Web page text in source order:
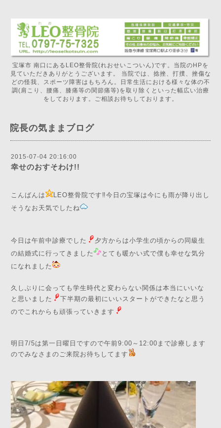
宝塚市 南口にあるLEO整骨院(れおせいこついん)です。当院のHPを
見ていただきありがとうございます。 当院では、捻挫、打撲、挫傷な
どの怪我、スポーツ障害はもちろん。日常生活における様々な体の不
調(肩こり、腰痛、膝痛等の関節痛等)を取り除くといった幅広い治療
をしております。ご相談お待ちしております。
院長の気ままブログ
2015-07-04 20:16:00
幸せのおすそわけ!!
こんばんは
LEO整骨院です‼︎今日の宝塚は今にも雨が降り出し
そうなお天気でしたね
今日は午前中診療でした
夕方からは小学生の頃からの同級生
の結婚式に行ってきました
とても暖かい式で僕も幸せな気分
になれました
久しぶりに会っても学生時代と変わらない関係は本当にいいな
と思いました
下半期の最初にいいスタートができたなと思う
のでこれからも頑張っていきます
明日7/5は第一日曜日ですので午前9:00～12:00まで診療します
のでみなさまのご来院お待ちしてます